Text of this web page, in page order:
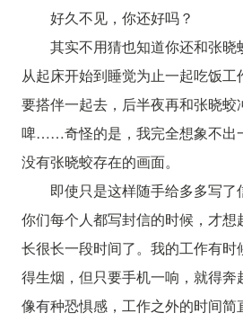
好久不见，你还好吗？
其实不用猜也知道你还和张
从起床开始到睡觉为止一起吃饭
要搭伴一起去，后半夜再和张晓蛟
啤……奇怪的是，我完全想象不出
没有张晓蛟存在的画面。
即使只是这样随手给多多写
你们每个人都写封信的时候，才想
长很长一段时间了。我的工作有时
得生烟，但只要手机一响，就得
像有种恐惧感，工作之外的时间